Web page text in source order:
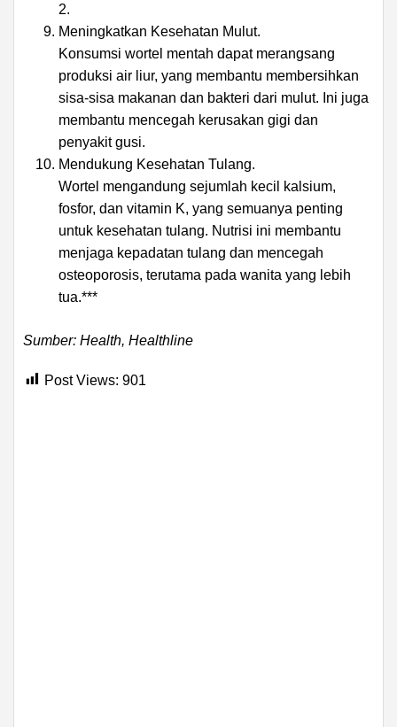
2.
Meningkatkan Kesehatan Mulut.
Konsumsi wortel mentah dapat merangsang
produksi air liur, yang membantu membersihkan
sisa-sisa makanan dan bakteri dari mulut. Ini juga
membantu mencegah kerusakan gigi dan
penyakit gusi.
Mendukung Kesehatan Tulang.
Wortel mengandung sejumlah kecil kalsium,
fosfor, dan vitamin K, yang semuanya penting
untuk kesehatan tulang. Nutrisi ini membantu
menjaga kepadatan tulang dan mencegah
osteoporosis, terutama pada wanita yang lebih
tua.***
Sumber: Health, Healthline
Post Views: 901